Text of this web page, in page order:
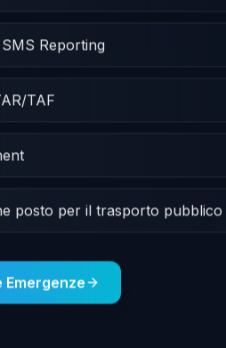
Reporting
TAF
posto per il trasporto pubblico
Emergenze